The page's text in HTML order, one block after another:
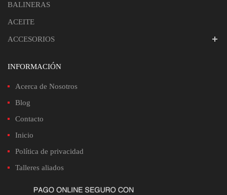
BALINERAS
ACEITE
ACCESORIOS
INFORMACIÓN
Acerca de Nosotros
Blog
Contacto
Inicio
Política de privacidad
Talleres aliados